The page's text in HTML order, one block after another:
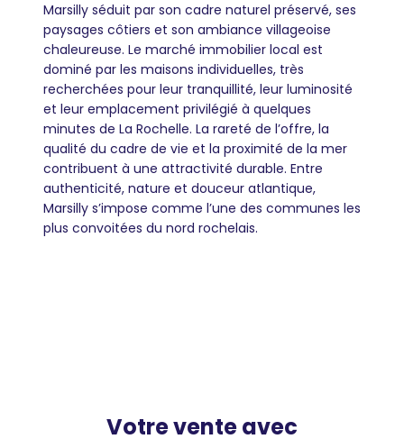
Marsilly séduit par son cadre naturel préservé, ses
paysages côtiers et son ambiance villageoise
chaleureuse. Le marché immobilier local est
dominé par les maisons individuelles, très
recherchées pour leur tranquillité, leur luminosité
et leur emplacement privilégié à quelques
minutes de La Rochelle. La rareté de l’offre, la
qualité du cadre de vie et la proximité de la mer
contribuent à une attractivité durable. Entre
authenticité, nature et douceur atlantique,
Marsilly s’impose comme l’une des communes les
plus convoitées du nord rochelais.
Votre vente avec